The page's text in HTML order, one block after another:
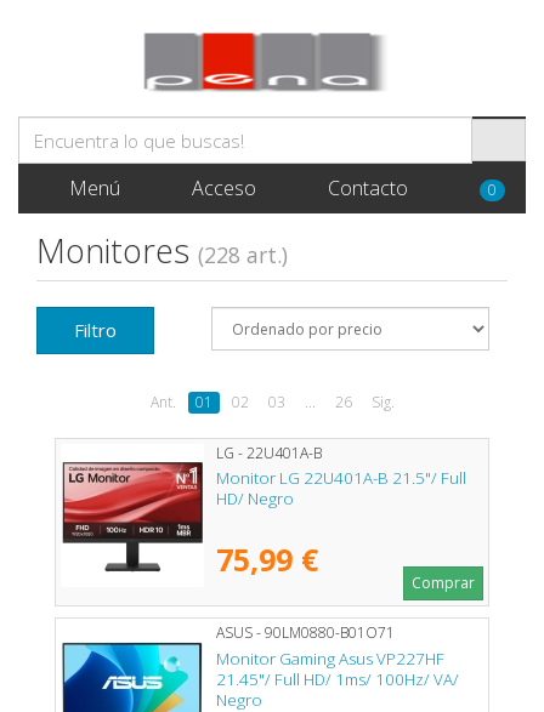
Menú Acceso Contacto 0
Monitores (228 art.)
Filtro
Ant. 01 02 03 ... 26 Sig.
LG - 22U401A-B
Monitor LG 22U401A-B 21.5"/ Full
HD/ Negro
75,99 €
Comprar
ASUS - 90LM0880-B01O71
Monitor Gaming Asus VP227HF
21.45"/ Full HD/ 1ms/ 100Hz/ VA/
Negro